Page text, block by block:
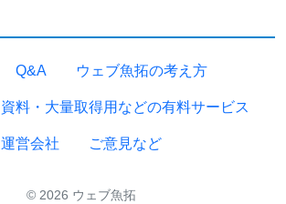
Q&A ウェブ魚拓の考え方
資料・大量取得用などの有料サービス
運営会社 ご意見など
© 2026 ウェブ魚拓